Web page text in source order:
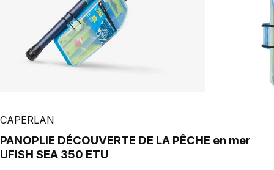
Play Video
CAPERLAN
PANOPLIE DÉCOUVERTE DE LA PÊCHE en mer
UFISH SEA 350 ETU